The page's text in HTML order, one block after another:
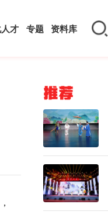
才 专题 资料库
推荐